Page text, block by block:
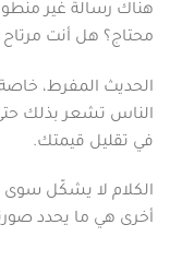
هناك رسالة غير
محتاج؟ هل أنت
الحديث المفرط،
الناس تشعر بذلك
في تقليل قيمتك.
الكلام لا يشكّل سوى
أخرى هي ما يحدد